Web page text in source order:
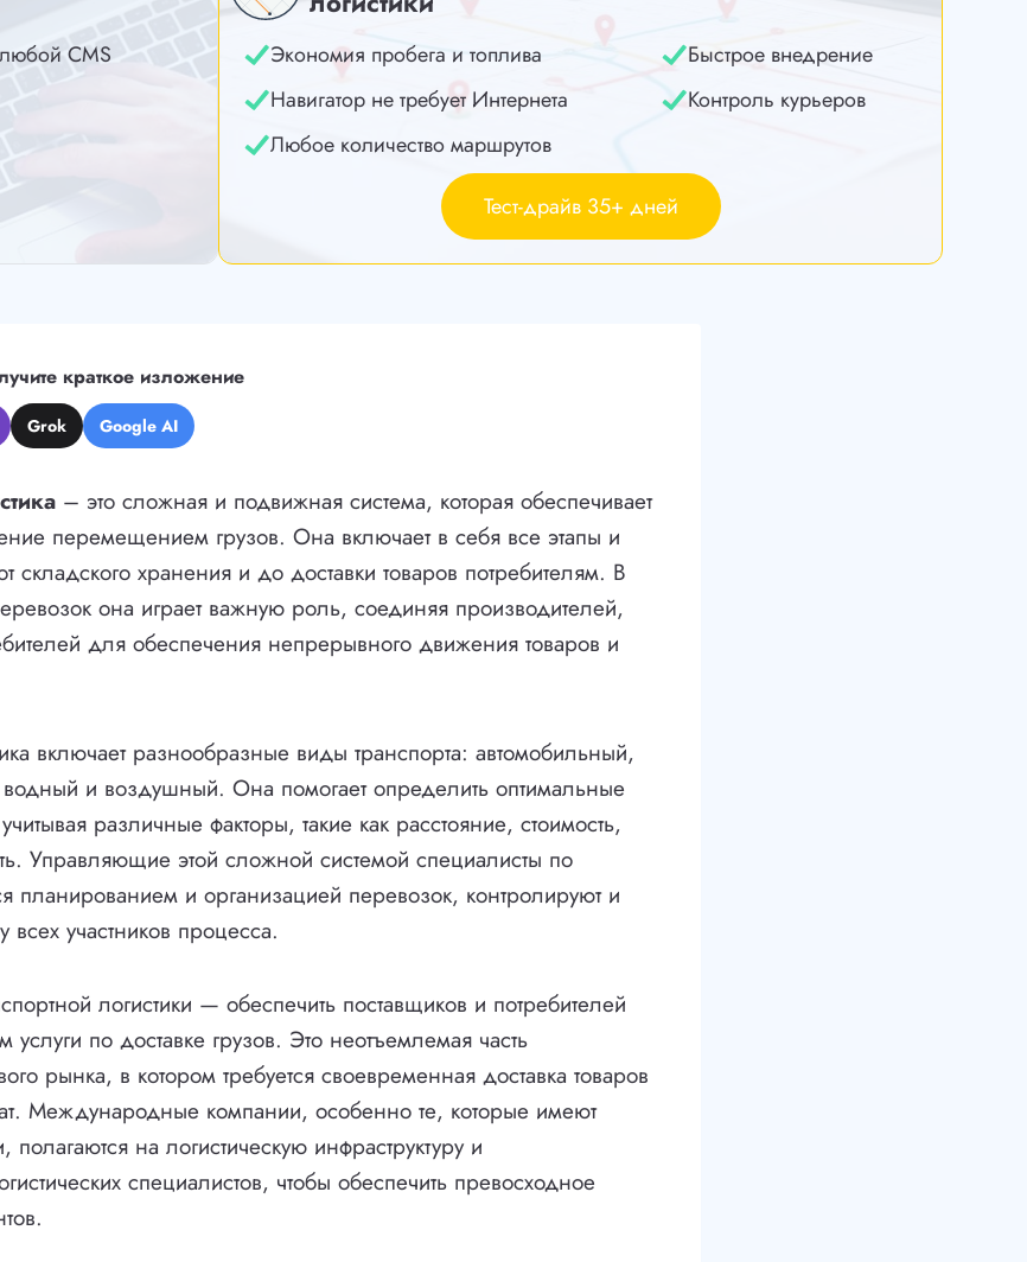
CMS
Экономия пробега и топлива
Быстрое внедрение
Навигатор не требует Интернета
Контроль курьеров
Любое количество маршрутов
Тест-драйв 35+ дней
краткое изложение
Grok Google AI
– это сложная и подвижная система, которая обеспечивает
перемещением грузов. Она включает в себя все этапы и
складского хранения и до доставки товаров потребителям. В
она играет важную роль, соединяя производителей,
для обеспечения непрерывного движения товаров и
включает разнообразные виды транспорта: автомобильный,
и воздушный. Она помогает определить оптимальные
различные факторы, такие как расстояние, стоимость,
Управляющие этой сложной системой специалисты по
планированием и организацией перевозок, контролируют и
всех участников процесса.
логистики — обеспечить поставщиков и потребителей
услуги по доставке грузов. Это неотъемлемая часть
рынка, в котором требуется своевременная доставка товаров
Международные компании, особенно те, которые имеют
полагаются на логистическую инфраструктуру и
специалистов, чтобы обеспечить превосходное